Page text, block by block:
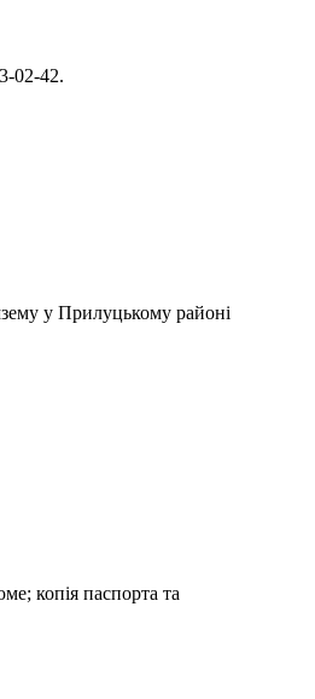
02-42.
у Прилуцькому районі
копія паспорта та